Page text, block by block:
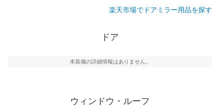
楽天市場でドアミラー用品を探す
ドア
本装備の詳細情報はありません。
ウィンドウ・ルーフ